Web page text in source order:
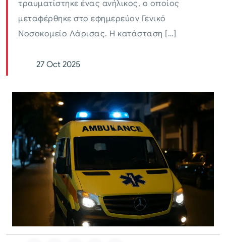
τραυματίστηκε ένας ανήλικος, ο οποίος
μεταφέρθηκε στο εφημερεύον Γενικό
Νοσοκομείο Λάρισας. Η κατάσταση […]
27 Oct 2025